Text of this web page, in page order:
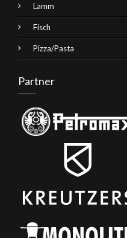
Lamm
Fisch
Pizza/Pasta
Partner